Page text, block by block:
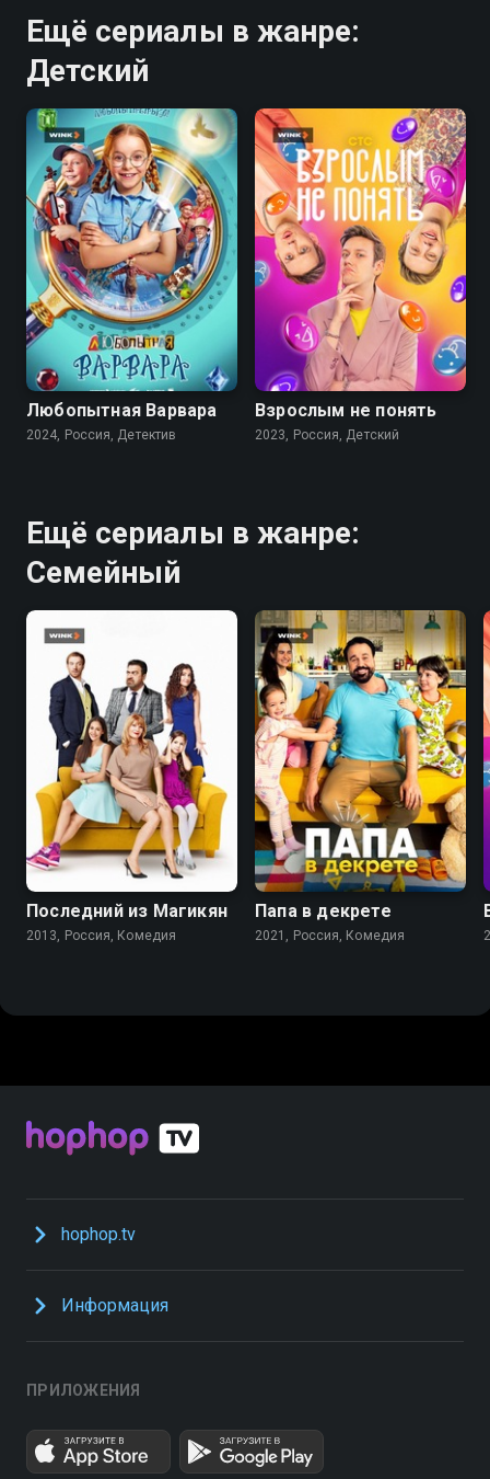
Ещё сериалы в жанре:
Детский
Любопытная Варвара
2024, Россия, Детектив
8.1
Взрослым не понять
2023, Россия, Детский
Ещё сериалы в жанре:
Семейный
7.4 5.1
Последний из Магикян
2013, Россия, Комедия
7.7
Папа в декрете
2021, Россия, Комедия
hophop.tv
Информация
ПРИЛОЖЕНИЯ